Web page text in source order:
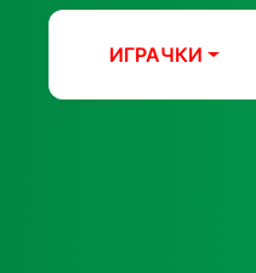
ИГРАЧКИ